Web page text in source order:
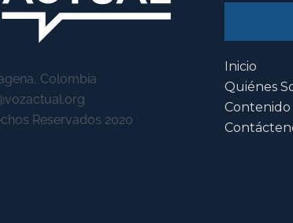
Colombia
Reservados 2020
Inicio
Quiénes
Contenido